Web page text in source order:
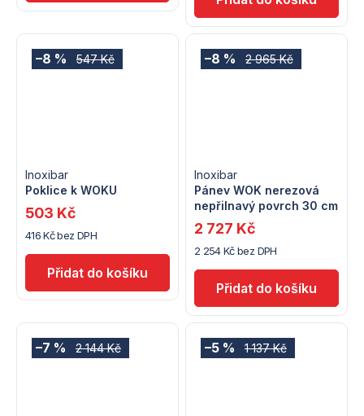
547 Kč
–8 %
Poklice k WOKU
Inoxibar
416 Kč bez DPH
503 Kč
2 965 Kč
–8 %
Pánev WOK nerezová
nepřilnavý povrch 30 cm
Inoxibar
2 254 Kč bez DPH
2 727 Kč
2 144 Kč
–7 % 1 137 Kč
–5 %